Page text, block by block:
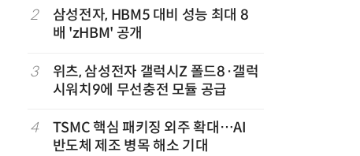
2
삼성전자, HBM5 대비 성능 최대 8
배 'zHBM' 공개
3
위츠, 삼성전자 갤럭시Z 폴드8·갤럭
시워치9에 무선충전 모듈 공급
4
TSMC 핵심 패키징 외주 확대…AI
반도체 제조 병목 해소 기대